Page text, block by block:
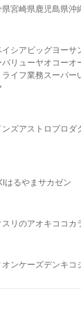
県宮崎県鹿児島県沖
イシア ビッグヨーサ
リューヤオコーオ
ライフ業務スーパー
ンズアストロプロダ
はるやま サカゼン
スリのアオキココカ
オンケーズデンキ コ